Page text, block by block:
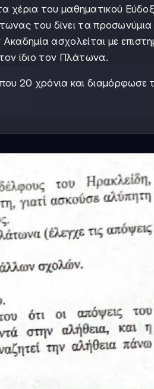
χέρια του μαθηματικού
του δίνει τα
ασχολείται με
ίδιο τον Πλάτωνα.
20 χρόνια και διαμόρφωσε